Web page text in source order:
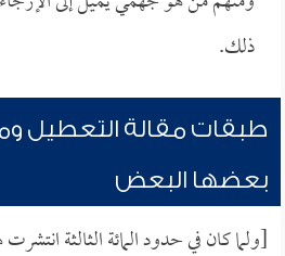
ذلك.
طبقات مقالة التعطيل
بعضها البعض
[ولما كان في حدود المائة الثالثة